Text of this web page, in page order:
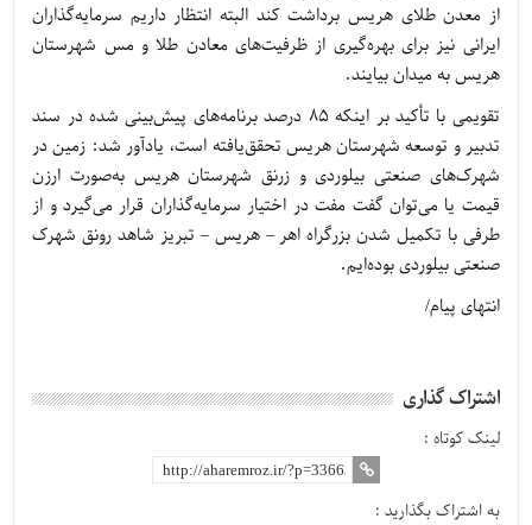
از معدن طلای هریس برداشت کند البته انتظار داریم سرمایه‌گذاران
ایرانی نیز برای بهره‌گیری از ظرفیت‌های معادن طلا و مس شهرستان
هریس به میدان بیایند.
تقویمی با تأکید بر اینکه 85 درصد برنامه‌های پیش‌بینی شده در سند
تدبیر و توسعه شهرستان هریس تحقق‌یافته است، یادآور شد: زمین در
شهرک‌های صنعتی بیلوردی و زرنق شهرستان هریس به‌صورت ارزن
قیمت یا می‌توان گفت مفت در اختیار سرمایه‌گذاران قرار می‌گیرد و از
طرفی با تکمیل شدن بزرگراه اهر – هریس – تبریز شاهد رونق شهرک
صنعتی بیلوردی بوده‌ایم.
انتهای پیام/
اشتراک گذاری
لینک کوتاه :
به اشتراک بگذارید :